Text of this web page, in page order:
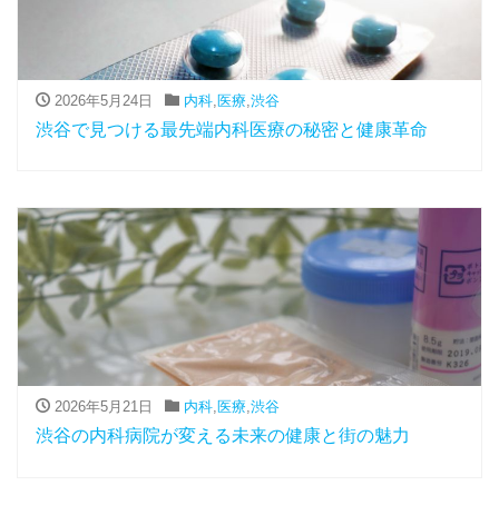
2026年5月24日 内科, 医療, 渋谷
渋谷で見つける最先端内科医療の秘密と健康革命
2026年5月21日 内科,医療,渋谷
渋谷の内科病院が変える未来の健康と街の魅力